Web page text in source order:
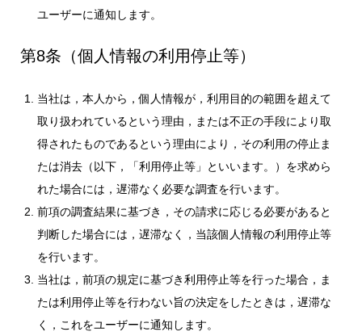
ユーザーに通知します。
第8条（個人情報の利用停止等）
当社は，本人から，個人情報が，利用目的の範囲を超えて
取り扱われているという理由，または不正の手段により取
得されたものであるという理由により，その利用の停止ま
たは消去（以下，「利用停止等」といいます。）を求めら
れた場合には，遅滞なく必要な調査を行います。
前項の調査結果に基づき，その請求に応じる必要があると
判断した場合には，遅滞なく，当該個人情報の利用停止等
を行います。
当社は，前項の規定に基づき利用停止等を行った場合，ま
たは利用停止等を行わない旨の決定をしたときは，遅滞な
く，これをユーザーに通知します。